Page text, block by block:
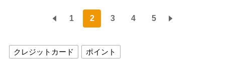
1 2 3 4 5
クレジットカード ポイント